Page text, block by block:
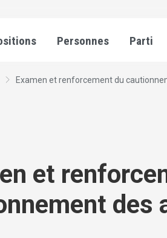
Personnes Parti
Examen et renforcement du
et
des